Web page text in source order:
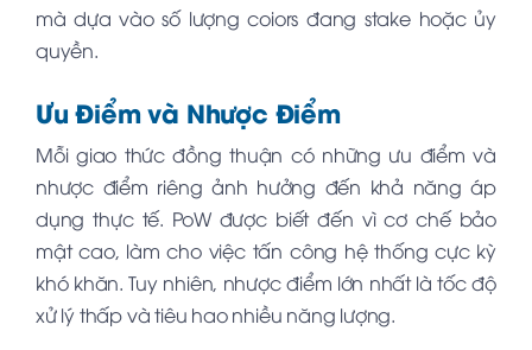
mà dựa vào số lượng coiors đang stake hoặc ủy
quyền.
Ưu Điểm và Nhược Điểm
Mỗi giao thức đồng thuận có những ưu điểm và
nhược điểm riêng ảnh hưởng đến khả năng áp
dụng thực tế. PoW được biết đến vì cơ chế bảo
mật cao, làm cho việc tấn công hệ thống cực kỳ
khó khăn. Tuy nhiên, nhược điểm lớn nhất là tốc độ
xử lý thấp và tiêu hao nhiều năng lượng.